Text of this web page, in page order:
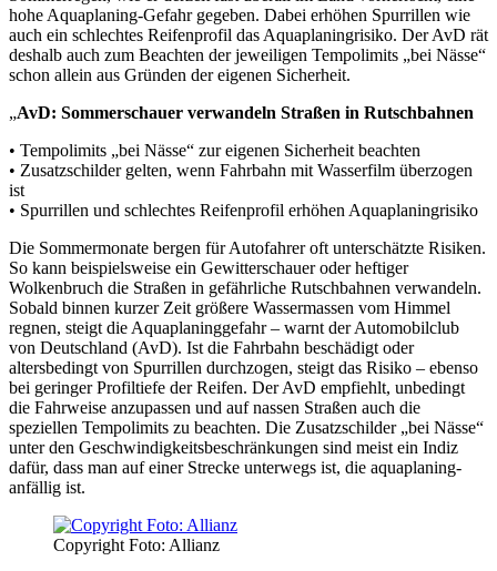
hohe Aquaplaning-Gefahr gegeben. Dabei erhöhen Spurrillen wie
auch ein schlechtes Reifenprofil das Aquaplaningrisiko. Der AvD rät
deshalb auch zum Beachten der jeweiligen Tempolimits „bei Nässe“
schon allein aus Gründen der eigenen Sicherheit.
„AvD: Sommerschauer verwandeln Straßen in Rutschbahnen
• Tempolimits „bei Nässe“ zur eigenen Sicherheit beachten
• Zusatzschilder gelten, wenn Fahrbahn mit Wasserfilm überzogen
ist
• Spurrillen und schlechtes Reifenprofil erhöhen Aquaplaningrisiko
Die Sommermonate bergen für Autofahrer oft unterschätzte Risiken.
So kann beispielsweise ein Gewitterschauer oder heftiger
Wolkenbruch die Straßen in gefährliche Rutschbahnen verwandeln.
Sobald binnen kurzer Zeit größere Wassermassen vom Himmel
regnen, steigt die Aquaplaninggefahr – warnt der Automobilclub
von Deutschland (AvD). Ist die Fahrbahn beschädigt oder
altersbedingt von Spurrillen durchzogen, steigt das Risiko – ebenso
bei geringer Profiltiefe der Reifen. Der AvD empfiehlt, unbedingt
die Fahrweise anzupassen und auf nassen Straßen auch die
speziellen Tempolimits zu beachten. Die Zusatzschilder „bei Nässe“
unter den Geschwindigkeitsbeschränkungen sind meist ein Indiz
dafür, dass man auf einer Strecke unterwegs ist, die aquaplaning-
anfällig ist.
Copyright Foto: Allianz